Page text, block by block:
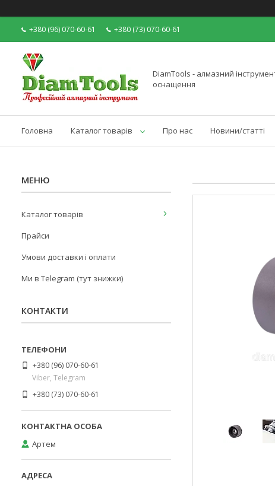
+380 (96) 070-60-61 +380 (73) 070-60-61
DiamTools - алмазний інструмент
оснащення
Головна Каталог товарів Про нас Новини/статті
Каталог товарів
Прайси
Умови доставки і оплати
Ми в Telegram (тут знижки)
КОНТАКТИ
+380 (96) 070-60-61
Viber, Telegram
+380 (73) 070-60-61
Артем